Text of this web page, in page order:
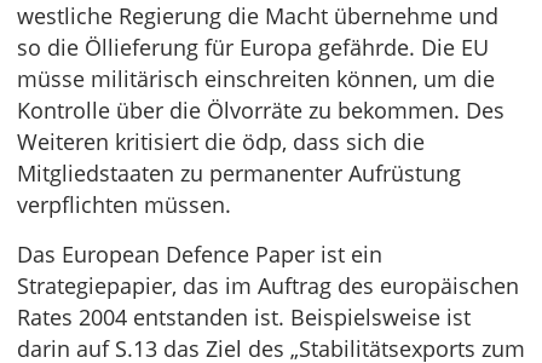
westliche Regierung die Macht übernehme und
so die Öllieferung für Europa gefährde. Die EU
müsse militärisch einschreiten können, um die
Kontrolle über die Ölvorräte zu bekommen. Des
Weiteren kritisiert die ödp, dass sich die
Mitgliedstaaten zu permanenter Aufrüstung
verpflichten müssen.
Das European Defence Paper ist ein
Strategiepapier, das im Auftrag des europäischen
Rates 2004 entstanden ist. Beispielsweise ist
darin auf S.13 das Ziel des „Stabilitätsexports zum